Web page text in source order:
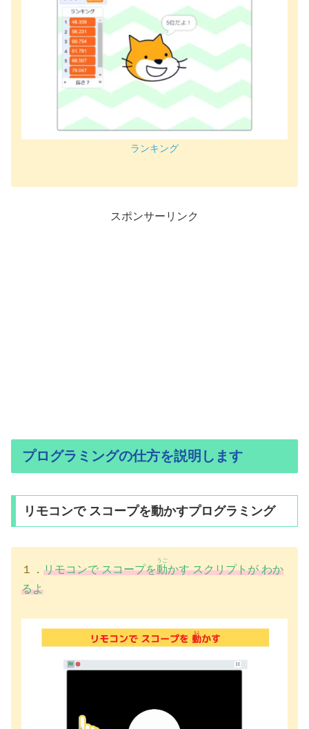
ランキング
スポンサーリンク
プログラミングの仕方を説明します
リモコンで スコープを動かすプログラミング
１． リモコンで スコープを動
うご
かす スクリプトが わか
るよ